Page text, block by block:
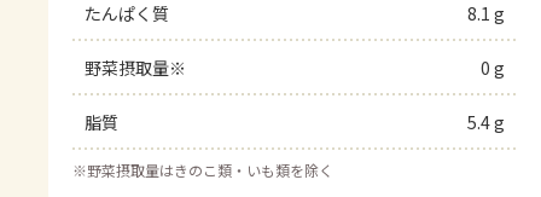
たんぱく質 8.1 g
野菜摂取量※ 0 g
脂質 5.4 g
※野菜摂取量はきのこ類・いも類を除く